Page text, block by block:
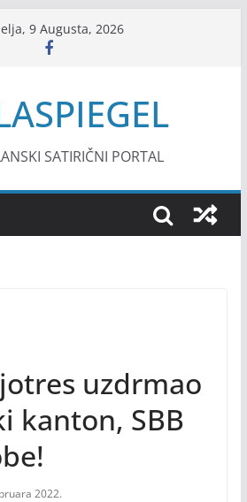
9 Augusta, 2026
SATIRIČNI PORTAL
uzdrmao
kanton, SBB
2022.